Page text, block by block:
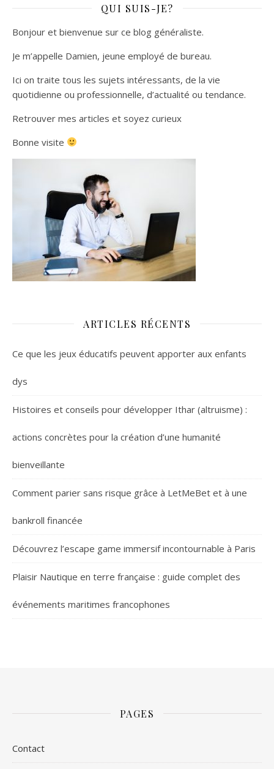
QUI SUIS-JE?
Bonjour et bienvenue sur ce blog généraliste.
Je m’appelle Damien, jeune employé de bureau.
Ici on traite tous les sujets intéressants, de la vie
quotidienne ou professionnelle, d’actualité ou tendance.
Retrouver mes articles et soyez curieux
Bonne visite
ARTICLES RÉCENTS
Ce que les jeux éducatifs peuvent apporter aux enfants
dys
Histoires et conseils pour développer Ithar (altruisme) :
actions concrètes pour la création d’une humanité
bienveillante
Comment parier sans risque grâce à LetMeBet et à une
bankroll financée
Découvrez l’escape game immersif incontournable à Paris
Plaisir Nautique en terre française : guide complet des
événements maritimes francophones
PAGES
Contact